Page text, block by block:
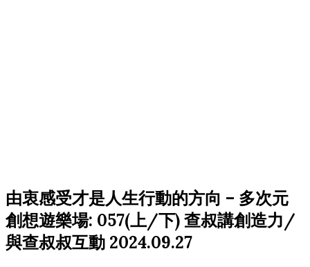
由衷感受才是人生行動的方向 – 多次元
創想遊樂場: 057(上/下) 查叔講創造力/
與查叔叔互動 2024.09.27